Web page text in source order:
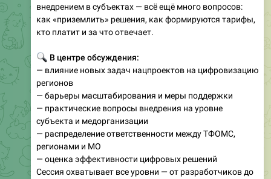
внедрением в субъектах — всё ещё много вопросов:
как «приземлить» решения, как формируются тарифы,
кто платит и за что отвечает.
В центре обсуждения:
— влияние новых задач нацпроектов на цифровизацию
регионов
— барьеры масштабирования и меры поддержки
— практические вопросы внедрения на уровне
субъекта и медорганизации
— распределение ответственности между ТФОМС,
регионами и МО
— оценка эффективности цифровых решений
Сессия охватывает все уровни — от разработчиков до